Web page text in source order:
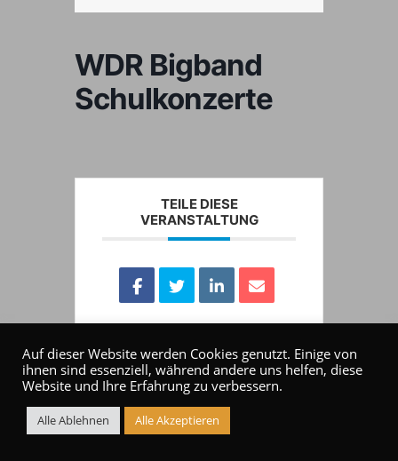
WDR Bigband
Schulkonzerte
TEILE DIESE
VERANSTALTUNG
Auf dieser Website werden Cookies genutzt. Einige von
ihnen sind essenziell, während andere uns helfen, diese
Website und Ihre Erfahrung zu verbessern.
Alle Ablehnen Alle Akzeptieren